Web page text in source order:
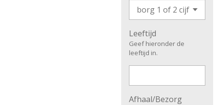
Leeftijd
Geef hieronder de
leeftijd in.
Afhaal/Bezorg